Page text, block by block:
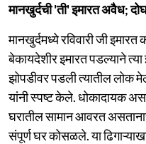
मानखुर्दची 'ती' इमारत अवैध;
मानखुर्दमध्ये रविवारी जी
बेकायदेशीर इमारत पडल्याने त्या
झोपडीवर पडली त्यातील
यांनी स्पष्ट केले. धोकादायक
घरातील सामान आवरत
संपूर्ण घर कोसळले. या